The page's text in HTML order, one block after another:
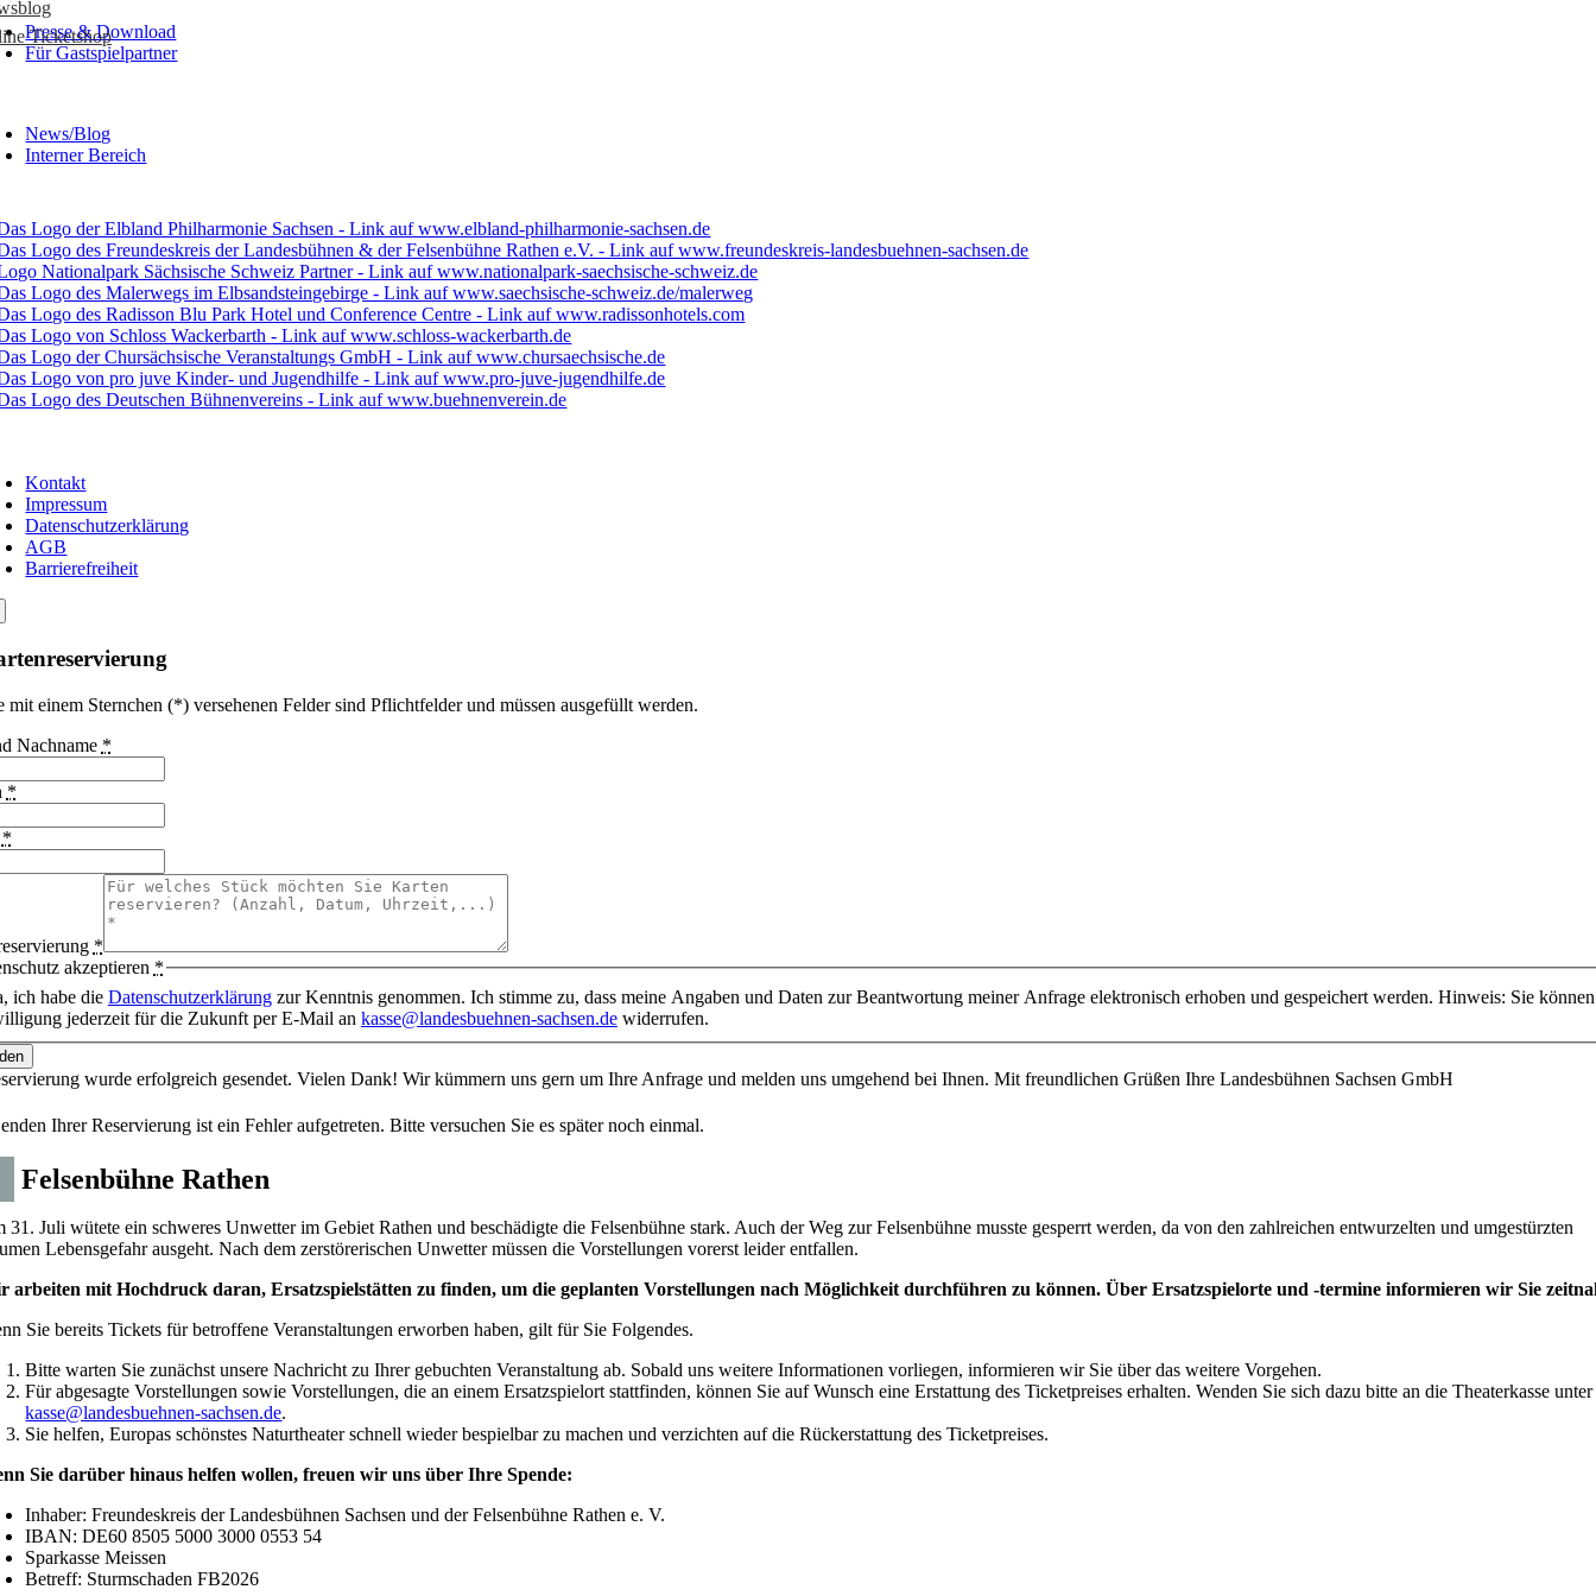
Ticketshop
Presse & Download
Für Gastspielpartner
News/Blog
Interner Bereich
Kontakt
Impressum
Datenschutzerklärung
AGB
Barrierefreiheit
mit einem Sternchen (*) versehenen Felder sind Pflichtfelder und müssen ausgefüllt werden.
Nachname *
*
*
*
akzeptieren *
ich habe die Datenschutzerklärungzur Kenntnis genommen. Ich stimme zu, dass meine Angaben und Daten zur Beantwortung meiner Anfrage elektronisch erhoben und gespeichert werden. Hinweis: Sie
jederzeit für die Zukunft per E-Mail an kasse@landesbuehnen-sachsen.dewiderrufen.
wurde erfolgreich gesendet. Vielen Dank! Wir kümmern uns gern um Ihre Anfrage und melden uns umgehend bei Ihnen. Mit freundlichen Grüßen Ihre Landesbühnen Sachsen GmbH
Ihrer Reservierung ist ein Fehler aufgetreten. Bitte versuchen Sie es später noch einmal.
Felsenbühne Rathen
31. Juli wütete ein schweres Unwetter im Gebiet Rathen und beschädigte die Felsenbühne stark. Auch der Weg zur Felsenbühne musste gesperrt werden, da von den zahlreichen entwurzelten und umgestürzten
Lebensgefahr ausgeht. Nach dem zerstörerischen Unwetter müssen die Vorstellungen vorerst leider entfallen.
arbeiten mit Hochdruck daran, Ersatzspielstätten zu finden, um die geplanten Vorstellungen nach Möglichkeit durchführen zu können. Über Ersatzspielorte und -termine informieren wir Sie
Sie bereits Tickets für betroffene Veranstaltungen erworben haben, gilt für Sie Folgendes.
Bitte warten Sie zunächst unsere Nachricht zu Ihrer gebuchten Veranstaltung ab. Sobald uns weitere Informationen vorliegen, informieren wir Sie über das weitere Vorgehen.
Für abgesagte Vorstellungen sowie Vorstellungen, die an einem Ersatzspielort stattfinden, können Sie auf Wunsch eine Erstattung des Ticketpreises erhalten. Wenden Sie sich dazu bitte an die Theaterkasse unter
kasse@landesbuehnen-sachsen.de.
Sie helfen, Europas schönstes Naturtheater schnell wieder bespielbar zu machen und verzichten auf die Rückerstattung des Ticketpreises.
Sie darüber hinaus helfen wollen, freuen wir uns über Ihre Spende:
Inhaber: Freundeskreis der Landesbühnen Sachsen und der Felsenbühne Rathen e. V.
IBAN: DE60 8505 5000 3000 0553 54
Sparkasse Meissen
Betreff: Sturmschaden FB2026